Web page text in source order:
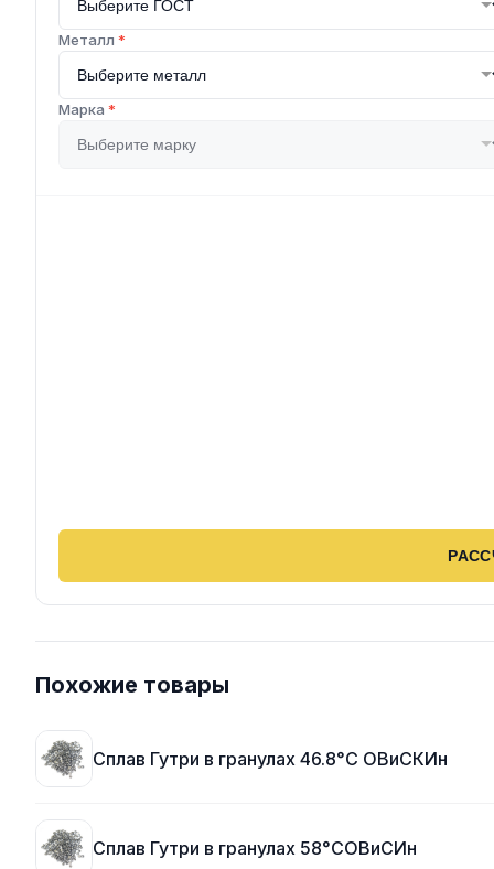
Металл *
Марка *
Похожие товары
Сплав Гутри в гранулах 46.8°C ОВиСКИн
Сплав Гутри в гранулах 58°CОВиСИн